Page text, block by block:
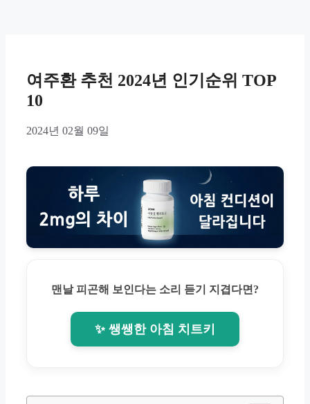
여주환 추천 2024년 인기순위 TOP
10
2024년 02월 09일
맨날 피곤해 보인다는 소리 듣기 지겹다면?
✨ 쌩쌩한 아침 치트키